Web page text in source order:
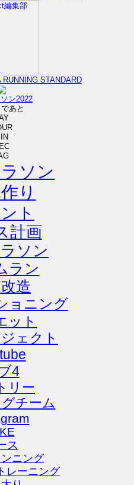
RUNNING STANDARD
ン2022
あと
ソン
り
ト
計画
ソン
ラン
造
ョニング
ット
ェクト
4
リー
チーム
ス
ニング
レーニング